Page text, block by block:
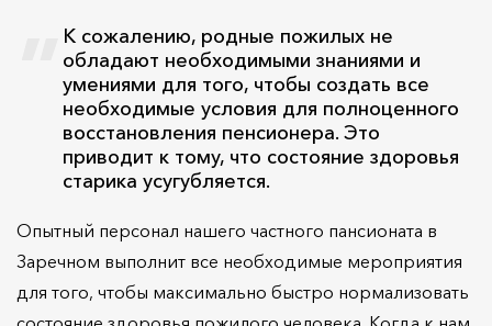
К сожалению, родные пожилых не
обладают необходимыми знаниями и
умениями для того, чтобы создать все
необходимые условия для полноценного
восстановления пенсионера. Это
приводит к тому, что состояние здоровья
старика усугубляется.
Опытный персонал нашего частного пансионата в
Заречном выполнит все необходимые мероприятия
для того, чтобы максимально быстро нормализовать